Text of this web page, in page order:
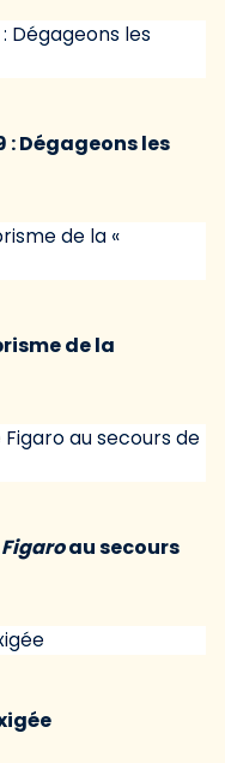
: Dégageons les
de la
Figaroau secours